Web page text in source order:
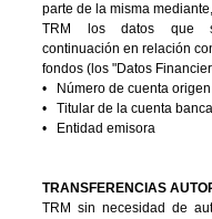
parte de la misma
TRM los datos que
continuación en relación
fondos (los "Datos
• Número de cuenta
• Titular de la cuenta
• Entidad emisora
TRANSFERENCIAS
TRM sin necesidad de